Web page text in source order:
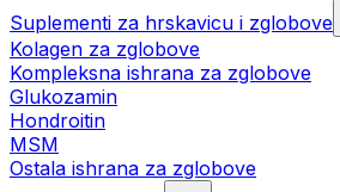
Suplementi za hrskavicu i zglobove
Kolagen za zglobove
Kompleksna ishrana za zglobove
Glukozamin
Hondroitin
MSM
Ostala ishrana za zglobove